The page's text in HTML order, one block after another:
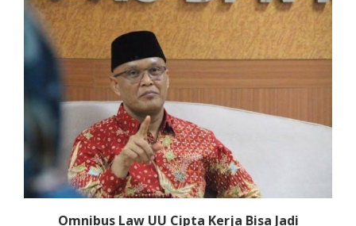
Omnibus Law UU Cipta Kerja Bisa Jadi